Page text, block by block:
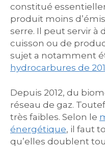
constitué
produit moins
serre. Il peut servir à
cuisson ou de
sujet a notamment
hydrocarbures de
Depuis 2012, du
réseau de gaz.
très faibles. Selon le
énergétique, il faut
qu’elles doublent